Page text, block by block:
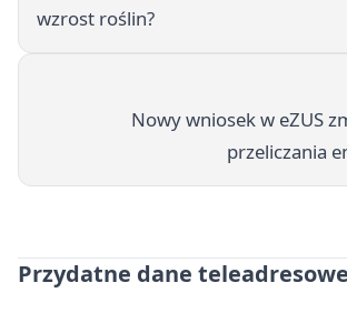
wzrost roślin?
Nowy wniosek w eZUS
przeliczania
Przydatne dane teleadresowe